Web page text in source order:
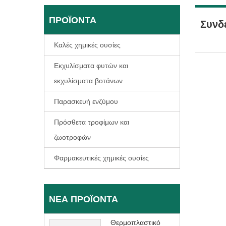
ΠΡΟΪΌΝΤΑ
Καλές χημικές ουσίες
Εκχυλίσματα φυτών και
εκχυλίσματα βοτάνων
Παρασκευή ενζύμου
Πρόσθετα τροφίμων και
ζωοτροφών
Φαρμακευτικές χημικές ουσίες
ΝΈΑ ΠΡΟΪΌΝΤΑ
Θερμοπλαστικό